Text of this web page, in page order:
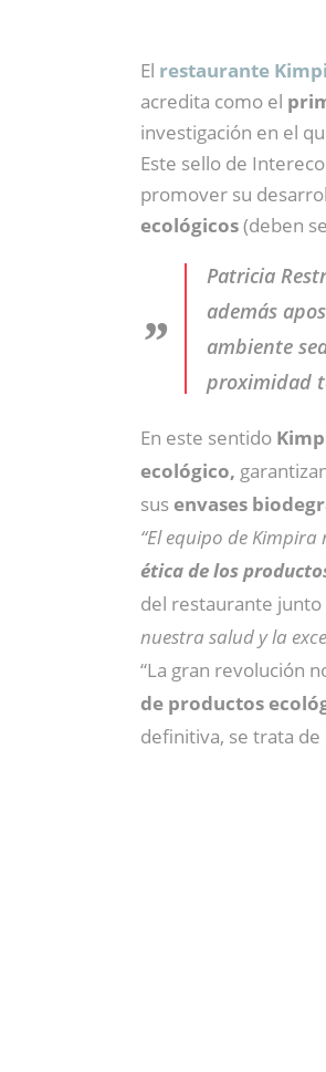
El restaurante
acredita como el
investigación en el
Este sello de
promover su
ecológicos(deben
Patricia
además
ambiente
proximidad
En este sentido
ecológico,
susenvases
“El equipo de
ética de los
del restaurante junto
nuestra salud y la
“La gran revolución
de productos
definitiva, se trata de